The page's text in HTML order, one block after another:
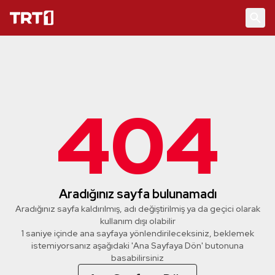
404
Aradığınız sayfa bulunamadı
Aradığınız sayfa kaldırılmış, adı değiştirilmiş ya da geçici olarak
kullanım dışı olabilir
1 saniye içinde ana sayfaya yönlendirileceksiniz, beklemek
istemiyorsanız aşağıdaki 'Ana Sayfaya Dön' butonuna
basabilirsiniz